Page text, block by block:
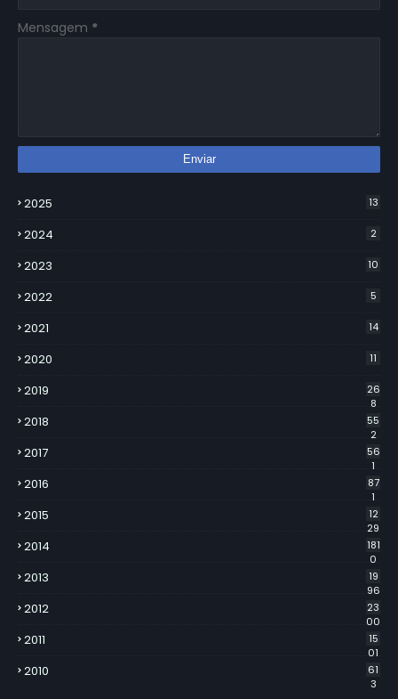
Mensagem *
2025 13
2024 2
2023 10
2022 5
2021 14
2020 11
2019
26
8
2018
55
2
2017
56
1
2016
87
1
2015
12
29
2014
181
0
2013
19
96
2012
23
00
2011
15
01
2010
61
3